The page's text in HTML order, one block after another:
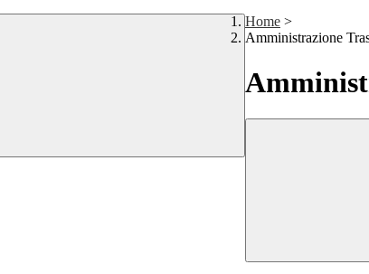
Home >
Amministrazione